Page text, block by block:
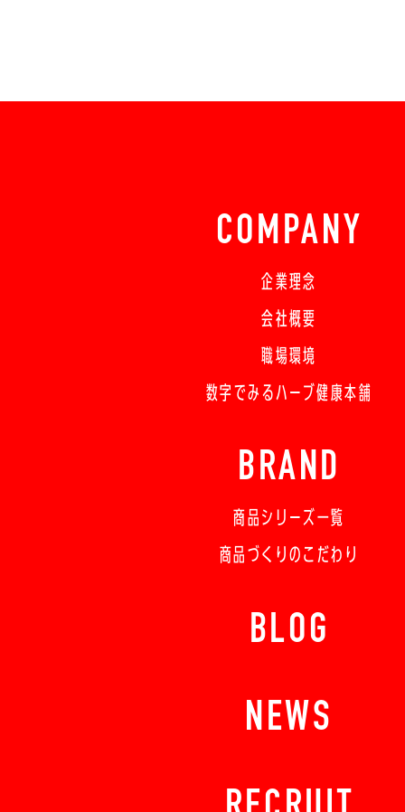
COMPANY
企業理念
会社概要
職場環境
数字でみるハーブ健康本舗
BRAND
商品シリーズ一覧
商品づくりのこだわり
BLOG
NEWS